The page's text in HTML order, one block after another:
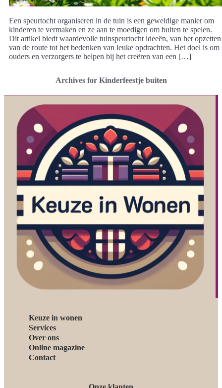
Een speurtocht organiseren in de tuin is een geweldige manier om
kinderen te vermaken en ze aan te moedigen om buiten te spelen.
Dit artikel biedt waardevolle tuinspeurtocht ideeën, van het opzetten
van de route tot het bedenken van leuke opdrachten. Het doel is om
ouders en verzorgers te helpen bij het creëren van een […]
Archives for Kinderfeestje buiten
Keuze in wonen
Services
Over ons
Online magazine
Contact